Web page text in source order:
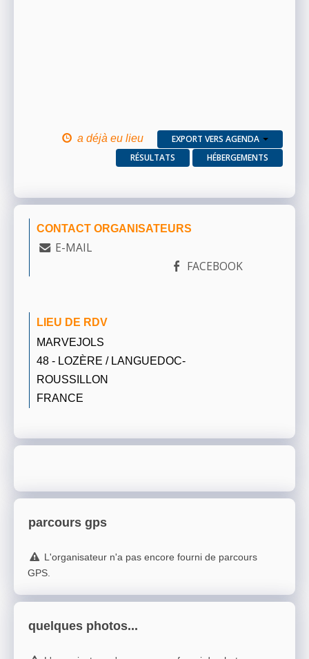
a déjà eu lieu
EXPORT VERS AGENDA
RÉSULTATS
HÉBERGEMENTS
CONTACT ORGANISATEURS
E-MAIL
FACEBOOK
LIEU DE RDV
MARVEJOLS
48 - LOZÈRE / LANGUEDOC-
ROUSSILLON
FRANCE
parcours gps
L'organisateur n'a pas encore fourni de parcours
GPS.
quelques photos...